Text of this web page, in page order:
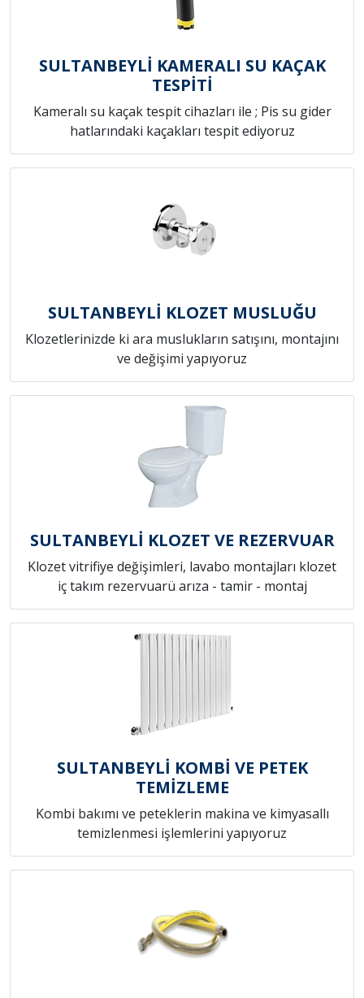
SULTANBEYLİ KAMERALI SU KAÇAK
TESPİTİ
Kameralı su kaçak tespit cihazları ile ; Pis su gider
hatlarındaki kaçakları tespit ediyoruz
SULTANBEYLİ KLOZET MUSLUĞU
Klozetlerinizde ki ara muslukların satışını, montajını
ve değişimi yapıyoruz
SULTANBEYLİ KLOZET VE REZERVUAR
Klozet vitrifiye değişimleri, lavabo montajları klozet
iç takım rezervuarü arıza - tamir - montaj
SULTANBEYLİ KOMBİ VE PETEK
TEMİZLEME
Kombi bakımı ve peteklerin makina ve kimyasallı
temizlenmesi işlemlerini yapıyoruz